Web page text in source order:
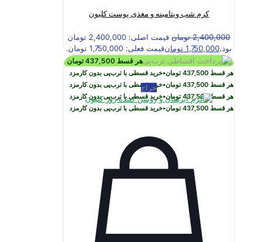
کرم شب ویتامینه و مغذی پوست کلیون
2,400,000 تومان
قیمت اصلی: 2,400,000 تومان
بود.1,750,000 تومانقیمت فعلی: 1,750,000 تومان.
هر قسط437,500 تومان
هر قسط 437,500 تومان•خرید قسطی با ترب‌پی بدون کارمزد
هر قسط 437,500 تومان•خرید قسطی با ترب‌پی بدون کارمزد
هر قسط437,500 تومان•خرید قسطی با ترب‌پی بدون کارمزد
هر قسط 437,500 تومان•خرید قسطی با ترب‌پی بدون کارمزد
حراج